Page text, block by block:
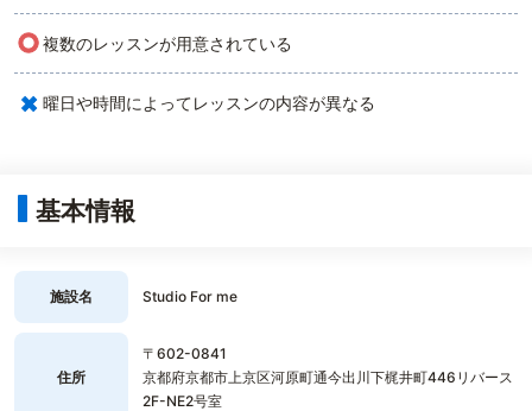
○複数のレッスンが用意されている
× 曜日や時間によってレッスンの内容が異なる
基本情報
施設名 Studio For me
住所
〒602-0841
京都府京都市上京区河原町通今出川下梶井町446リバース
2F-NE2号室